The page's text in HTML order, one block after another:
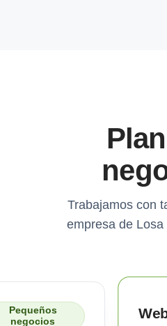
Trabajamos con
empresa de
Pequeños
negocios